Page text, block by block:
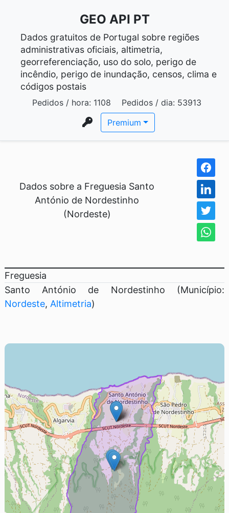
GEO API PT
Dados gratuitos de Portugal sobre regiões
administrativas oficiais, altimetria,
georreferenciação, uso do solo, perigo de
incêndio, perigo de inundação, censos, clima e
códigos postais
Pedidos / hora: 1108 Pedidos / dia: 53913
Premium
Dados sobre a Freguesia Santo
António de Nordestinho
(Nordeste)
Freguesia
Santo António de Nordestinho (Município:
Nordeste, Altimetria)